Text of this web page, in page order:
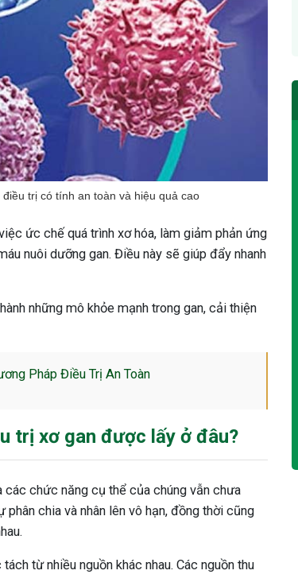
trị có tính an toàn và hiệu quả cao
ức chế quá trình xơ hóa, làm giảm phản ứng
nuôi dưỡng gan. Điều này sẽ giúp đẩy nhanh
những mô khỏe mạnh trong gan, cải thiện
Pháp Điều Trị An Toàn
trị xơ gan được lấy ở đâu?
chức năng cụ thể của chúng vẫn chưa
chia và nhân lên vô hạn, đồng thời cũng
từ nhiều nguồn khác nhau. Các nguồn thu